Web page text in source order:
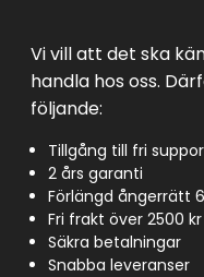
Vi vill att det ska
handla hos oss.
följande:
Tillgång till fri
2 års garanti
Förlängd ångerrätt
Fri frakt över 2500
Säkra betalningar
Snabba leveranser